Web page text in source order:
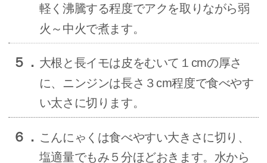
軽く沸騰する程度でアクを取りながら弱
火～中火で煮ます。
５． 大根と長イモは皮をむいて１cmの厚さ
に、ニンジンは長さ３cm程度で食べやす
い太さに切ります。
６． こんにゃくは食べやすい大きさに切り、
塩適量でもみ５分ほどおきます。水から